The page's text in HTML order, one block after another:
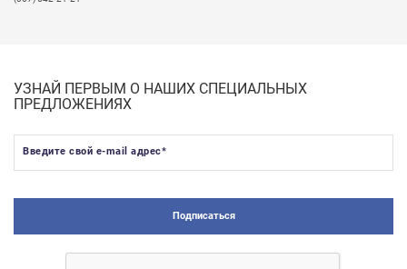
УЗНАЙ ПЕРВЫМ О НАШИХ СПЕЦИАЛЬНЫХ
ПРЕДЛОЖЕНИЯХ
Введите свой e-mail адрес*
Подписаться